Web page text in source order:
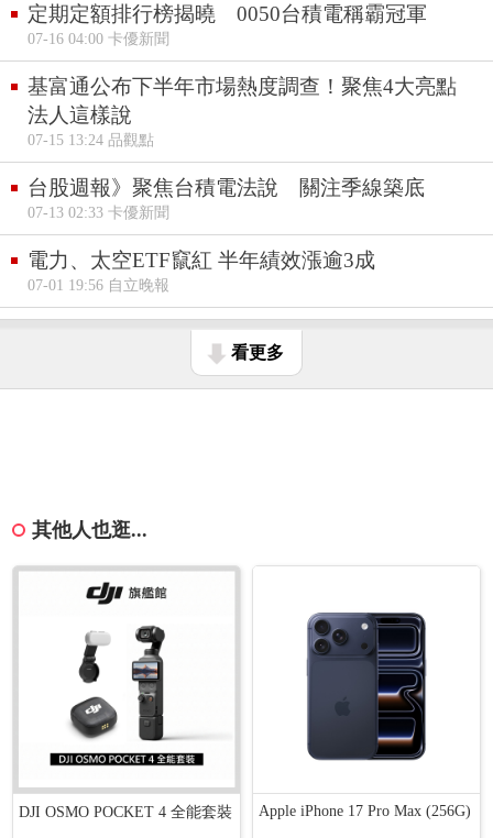
定期定額排行榜揭曉 0050台積電稱霸冠軍
07-16 04:00 卡優新聞
基富通公布下半年市場熱度調查！聚焦4大亮點
法人這樣說
07-15 13:24 品觀點
台股週報》聚焦台積電法說 關注季線築底
07-13 02:33 卡優新聞
電力、太空ETF竄紅 半年績效漲逾3成
07-01 19:56 自立晚報
看更多
其他人也逛...
DJI OSMO POCKET 4 全能套裝 Apple iPhone 17 Pro Max (256G)